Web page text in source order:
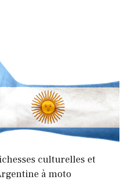
culturelles et
à moto